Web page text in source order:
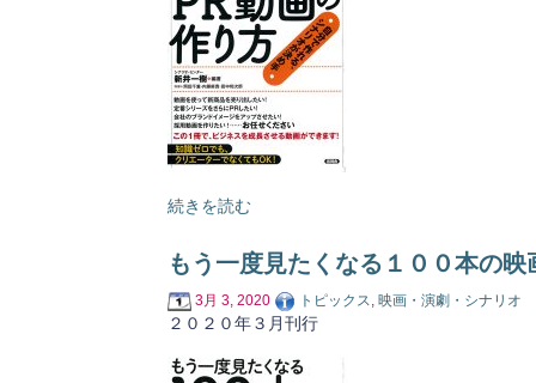
続きを読む
もう一度見たくなる１００本の映
3月 3, 2020 トピックス, 映画・演劇・シナリオ
２０２０年３月刊行